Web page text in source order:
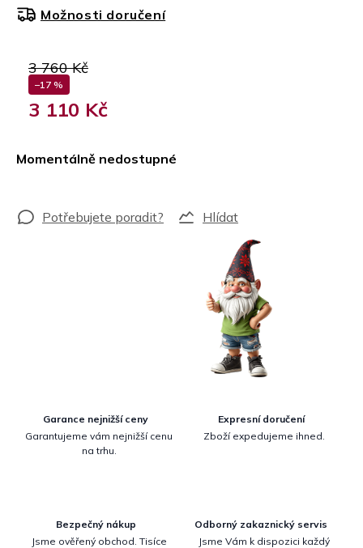
3 760 Kč
–17 %
3 110 Kč
Momentálně nedostupné
Možnosti doručení
Hlídat
Garance nejnižší ceny
Garantujeme vám nejnižší cenu
na trhu.
Expresní doručení
Zboží expedujeme ihned.
Bezpečný nákup
Jsme ověřený obchod. Tisíce
Odborný zakaznický servis
Jsme Vám k dispozici každý